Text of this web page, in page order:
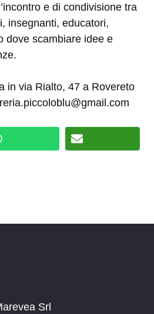
e di condivisione tra
insegnanti, educatori,
dove scambiare idee e
in via Rialto, 47 a Rovereto
Srl